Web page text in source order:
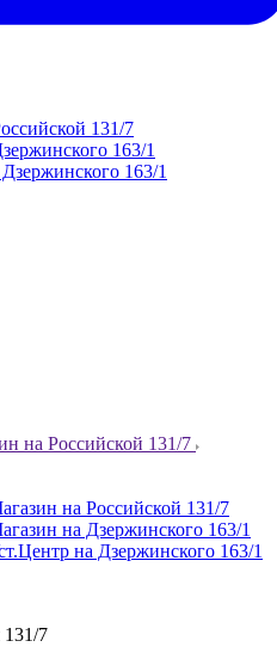
131/7
163/1
163/1
на Российской 131/7
на Российской 131/7
на Дзержинского 163/1
на Дзержинского 163/1
131/7